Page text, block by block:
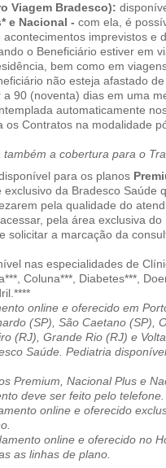
Viagem Bradesco):
e Nacional - com ela, é
imprevistos e
o Beneficiário estiver em
bem como em
não esteja afastado
90 (noventa) dias em uma
automaticamente
os Contratos na modalidade
a cobertura para o
para os planos
da Bradesco Saúde
pela qualidade do
pela área exclusiva
solicitar a marcação da
nas especialidades de
Coluna***, Diabetes***,
online e oferecido em
(SP), São Caetano (SP),
(RJ), Grande Rio (RJ) e
Saúde. Pediatria
Premium, Nacional Plus e
deve ser feito pelo telefone.
online e oferecido
online e oferecido no
as linhas de plano.